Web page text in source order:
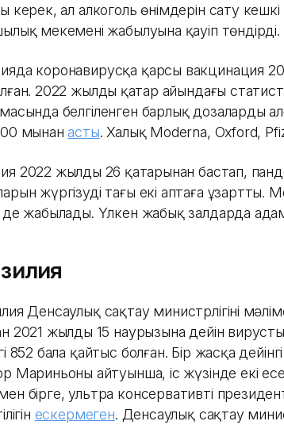
керек, ал алкоголь өнімдерін сату кешкі
мекеменің жабылуына қауіп төндірді.
коронавирусқа қарсы вакцинация
2022 жылдың қаңтар айындағы
белгіленген барлық дозаларды
мыңнанасты. Халық Moderna, Oxford,
2022 жылдың 26 қаңтарынан бастап,
жүргізуді тағы екі аптаға ұзартты.
жабылады. Үлкен жабық залдарда
Денсаулық сақтау министрлігінің
2021 жылдың 15 наурызына дейін
852 бала қайтыс болған. Бір жасқа
Мариньоның айтуынша, іс жүзінде екі
бірге, ультра консервативті
ескермеген. Денсаулық сақтау